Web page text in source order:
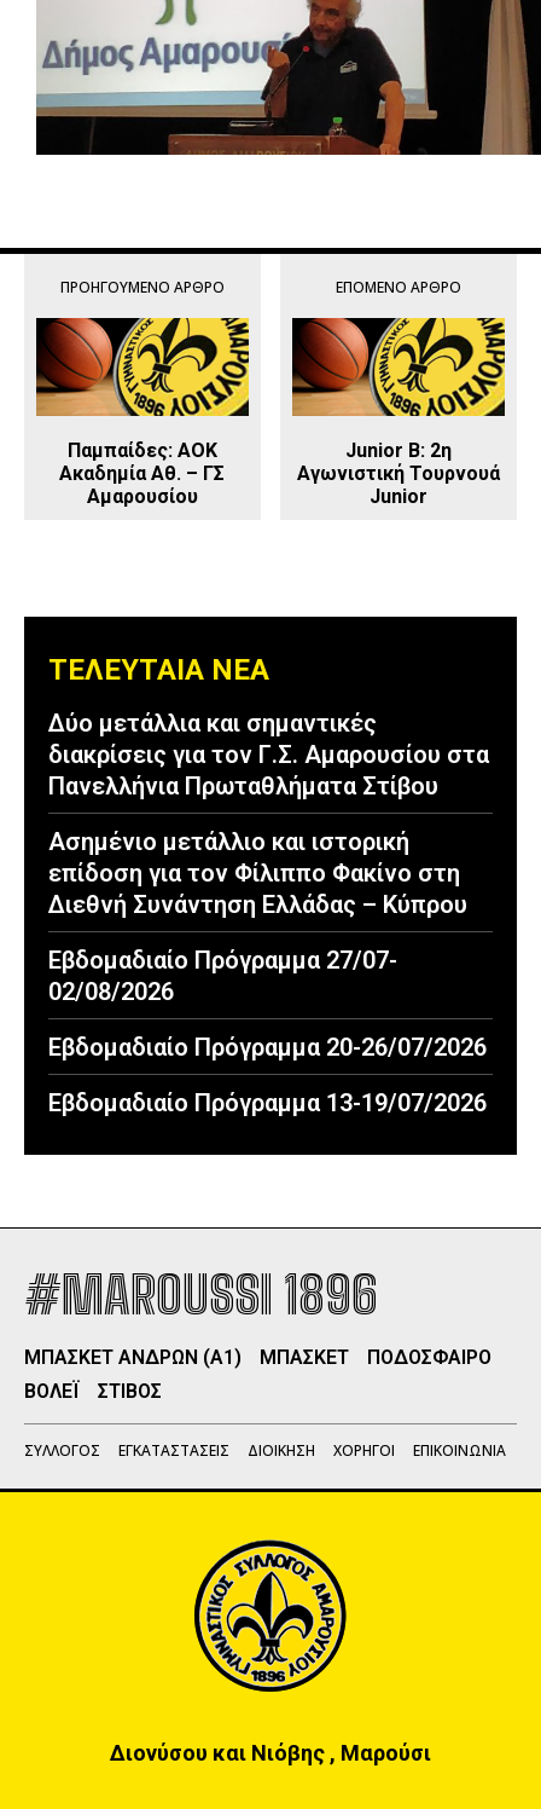
ΠΡΟΗΓΟΎΜΕΝΟ ΆΡΘΡΟ
Παμπαίδες: AOK
Ακαδημία Αθ. – ΓΣ
Αμαρουσίου
ΕΠΌΜΕΝΟ ΆΡΘΡΟ
Junior Β: 2η
Αγωνιστική Τουρνουά
Junior
ΤΕΛΕΥΤΑΙΑ ΝΕΑ
Δύο μετάλλια και σημαντικές
διακρίσεις για τον Γ.Σ. Αμαρουσίου στα
Πανελλήνια Πρωταθλήματα Στίβου
Ασημένιο μετάλλιο και ιστορική
επίδοση για τον Φίλιππο Φακίνο στη
Διεθνή Συνάντηση Ελλάδας – Κύπρου
Εβδομαδιαίο Πρόγραμμα 27/07-
02/08/2026
Εβδομαδιαίο Πρόγραμμα 20-26/07/2026
Εβδομαδιαίο Πρόγραμμα 13-19/07/2026
#MAROUSSI 1896
ΜΠΑΣΚΕΤ ΑΝΔΡΩΝ (Α1) ΜΠΑΣΚΕΤ
ΠΟΔΟΣΦΑΙΡΟ
ΒΟΛΕΪ
ΣΤΙΒΟΣ
ΣΥΛΛΟΓΟΣ ΕΓΚΑΤΑΣΤΑΣΕΙΣ ΔΙΟΙΚΗΣΗ ΧΟΡΗΓΟΙ ΕΠΙΚΟΙΝΩΝΙΑ
Διονύσου και Νιόβης , Μαρούσι